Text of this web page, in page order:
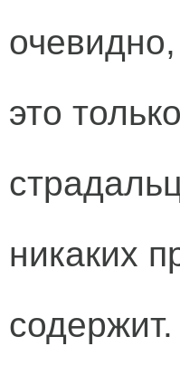
это
никаких